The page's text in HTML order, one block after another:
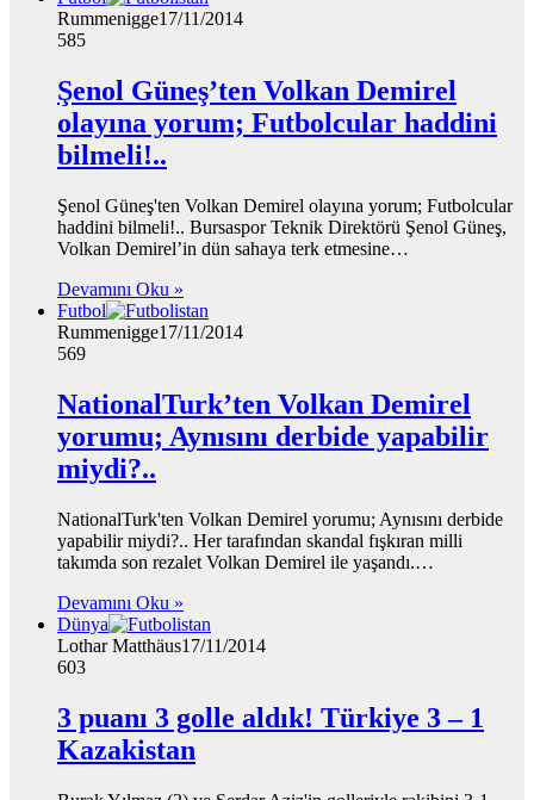
Rummenigge17/11/2014
585
Şenol Güneş’ten Volkan Demirel
olayına yorum; Futbolcular haddini
bilmeli!..
Şenol Güneş'ten Volkan Demirel olayına yorum; Futbolcular
haddini bilmeli!.. Bursaspor Teknik Direktörü Şenol Güneş,
Volkan Demirel’in dün sahaya terk etmesine…
Devamını Oku »
Futbol
Rummenigge17/11/2014
569
NationalTurk’ten Volkan Demirel
yorumu; Aynısını derbide yapabilir
miydi?..
NationalTurk'ten Volkan Demirel yorumu; Aynısını derbide
yapabilir miydi?.. Her tarafından skandal fışkıran milli
takımda son rezalet Volkan Demirel ile yaşandı.…
Devamını Oku »
Dünya
Lothar Matthäus17/11/2014
603
3 puanı 3 golle aldık! Türkiye 3 – 1
Kazakistan